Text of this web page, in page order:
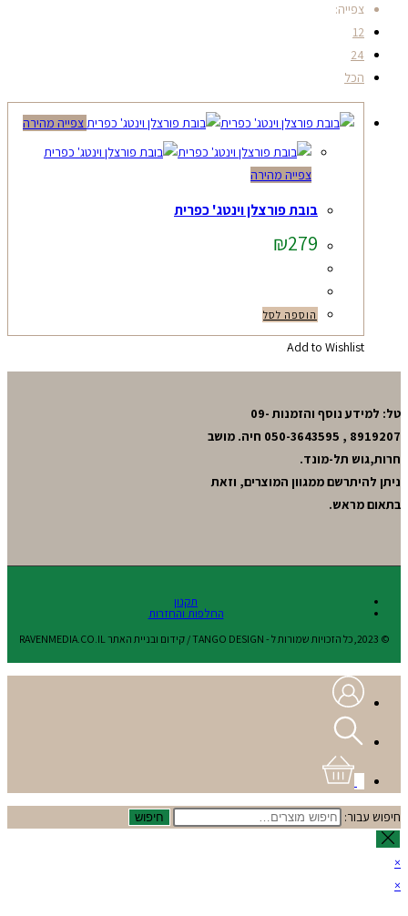
צפייה:
12
24
הכל
צפייה מהירה
צפייה מהירה
בובת פורצלן וינטג' כפרית
₪279
הוספה לסל
Add to Wishlist
טל: למידע נוסף והזמנות 09-
8919207 , 050-3643595 חיה. מושב
חרות,גוש תל-מונד.
ניתן להיתרשם ממגוון המוצרים, וזאת
בתאום מראש.
תקנון
החלפות והחזרות
© 2023,כל הזכויות שמורות ל - TANGO DESIGN / קידום ובניית האתר RAVENMEDIA.CO.IL
חיפוש עבור: חיפוש
×
×